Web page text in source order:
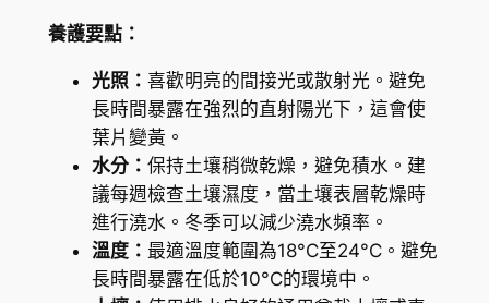
i養護要點：
光照： 喜歡明亮的間接光或散射光。避免
長時間暴露在強烈的直射陽光下，這會使
葉片變黃。
水分： 保持土壤稍微乾燥，避免積水。建
議每週檢查土壤濕度，當土壤表層乾燥時
進行澆水。冬季可以減少澆水頻率。
溫度： 最適溫度範圍為18°C至24°C。避免
長時間暴露在低於10°C的環境中。